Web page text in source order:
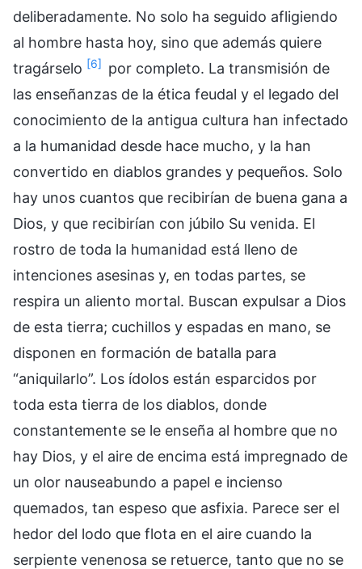
deliberadamente. No solo ha seguido afligiendo
al hombre hasta hoy, sino que además quiere
tragárselo [6] por completo. La transmisión de
las enseñanzas de la ética feudal y el legado del
conocimiento de la antigua cultura han infectado
a la humanidad desde hace mucho, y la han
convertido en diablos grandes y pequeños. Solo
hay unos cuantos que recibirían de buena gana a
Dios, y que recibirían con júbilo Su venida. El
rostro de toda la humanidad está lleno de
intenciones asesinas y, en todas partes, se
respira un aliento mortal. Buscan expulsar a Dios
de esta tierra; cuchillos y espadas en mano, se
disponen en formación de batalla para
“aniquilarlo”. Los ídolos están esparcidos por
toda esta tierra de los diablos, donde
constantemente se le enseña al hombre que no
hay Dios, y el aire de encima está impregnado de
un olor nauseabundo a papel e incienso
quemados, tan espeso que asfixia. Parece ser el
hedor del lodo que flota en el aire cuando la
serpiente venenosa se retuerce, tanto que no se